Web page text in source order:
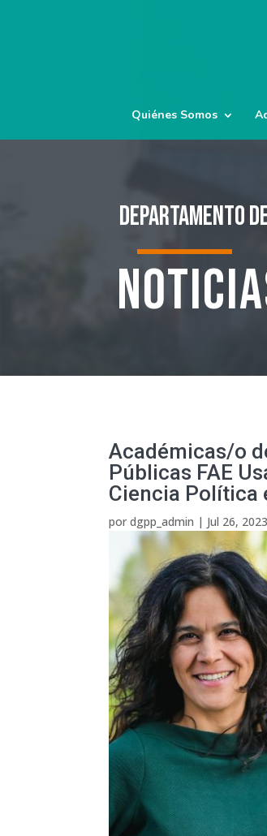
Quiénes Somos
Departamento
Académicas/o
Públicas FAE
Ciencia Política
pordgpp_admin | Jul 26, 2023